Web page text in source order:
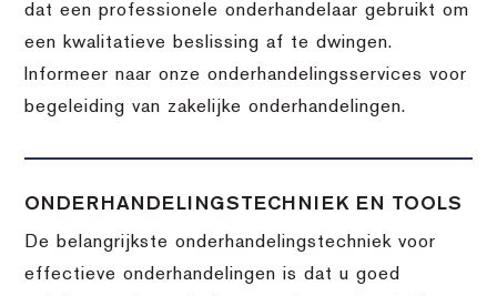
dat een professionele onderhandelaar gebruikt om
een kwalitatieve beslissing af te dwingen.
Informeer naar onze onderhandelingsservices voor
begeleiding van zakelijke onderhandelingen.
ONDERHANDELINGSTECHNIEK EN TOOLS
De belangrijkste onderhandelingstechniek voor
effectieve onderhandelingen is dat u goed